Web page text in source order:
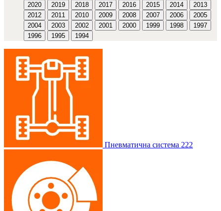
2020 2019 2018 2017 2016 2015 2014
2013
2012
2011 2010 2009 2008 2007 2006
2005
2004
2003 2002 2001 2000 1999 1998
1997
1996
1995 1994
Пневматична система 222